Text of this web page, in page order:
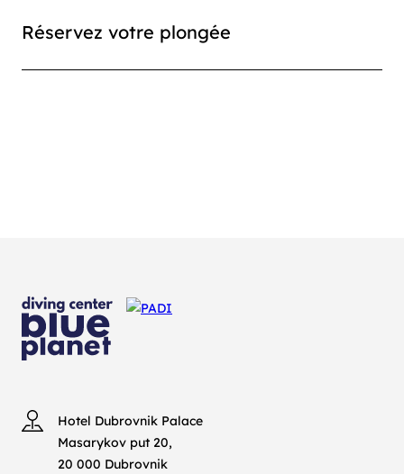
Réservez votre plongée
Hotel Dubrovnik Palace
Masarykov put 20,
20 000 Dubrovnik